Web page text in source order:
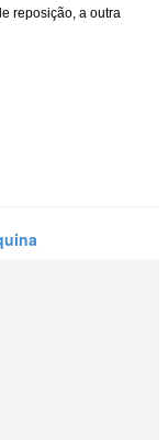
reposição, a outra